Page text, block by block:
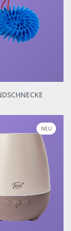
NEU